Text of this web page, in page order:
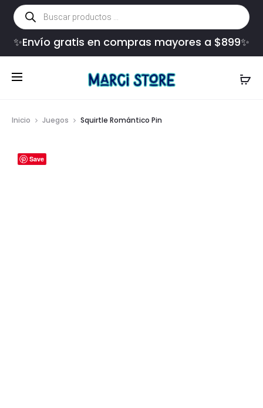
Búsqueda
de
productos
✨Envío gratis en compras mayores a $899✨
Inicio Juegos Squirtle Romántico Pin
Save